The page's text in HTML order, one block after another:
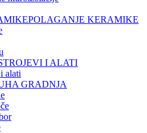
POLAGANJE KERAMIKE
I ALATI
alati
GRADNJA